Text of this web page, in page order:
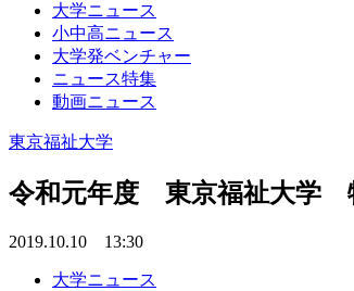
大学ニュース
小中高ニュース
大学発ベンチャー
ニュース特集
動画ニュース
東京福祉大学
令和元年度 東京福祉大学
2019.10.10 13:30
大学ニュース